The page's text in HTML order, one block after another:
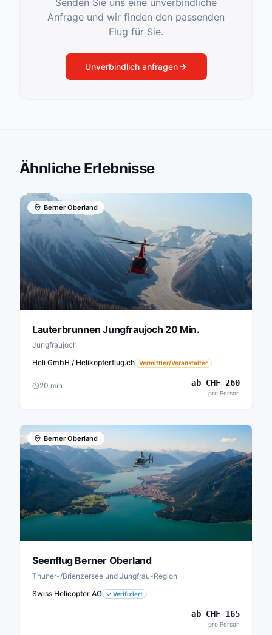
Senden Sie uns eine unverbindliche
Anfrage und wir finden den passenden
Flug für Sie.
Unverbindlich anfragen
Ähnliche Erlebnisse
Berner Oberland
Lauterbrunnen Jungfraujoch 20 Min.
Jungfraujoch
Heli GmbH / Helikopterflug.ch Vermittler/Veranstalter
20 min ab CHF 260
pro Person
Berner Oberland
Seenflug Berner Oberland
Thuner-/Brienzersee und Jungfrau-Region
Swiss Helicopter AG
✓ Verifiziert
ab CHF 165
pro Person